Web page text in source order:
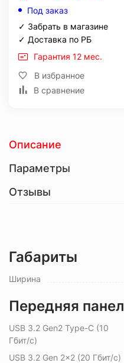
Под заказ
✓ Забрать в магазине
✓ Доставка по РБ
Гарантия 12 мес.
В избранное
В сравнение
Описание
Параметры
Отзывы
Габариты
Ширина
Передняя
USB 3.2 Gen2 Type-C (10
Гбит/с)
USB 3.2 Gen 2x2 (20 Гбит/с)